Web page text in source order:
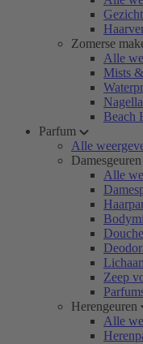
Zomerse
Alle
Mists
Beach
Parfum
Alle
Damesgeuren
Alle
Zeep
Herengeuren
Alle